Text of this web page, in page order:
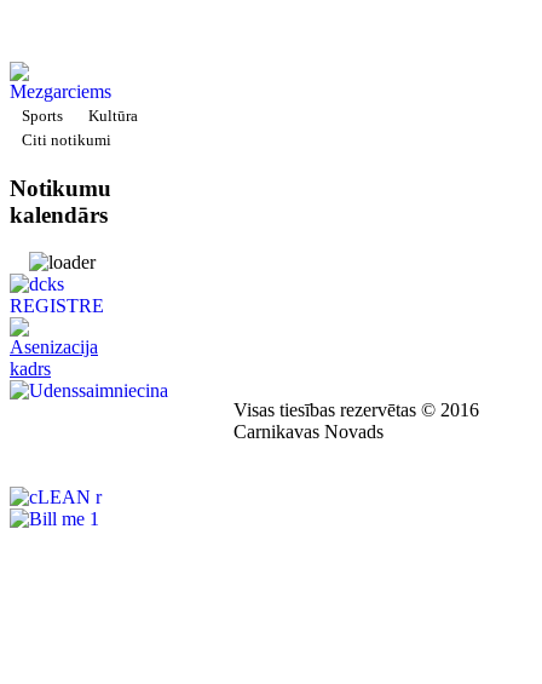
Sports
Kultūra
Citi notikumi
Notikumu
kalendārs
Visas tiesības rezervētas © 2016
Carnikavas Novads